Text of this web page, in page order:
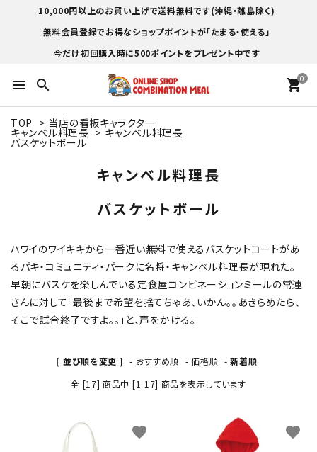
10,000円以上のお買い上げで送料無料です(沖縄・離島除く)
無料会員登録でお得なショップポイントが「たまる・使える」
今だけ初回購入時に500ポイントをプレゼント中です
menu search 0
shopping_cart
TOP > 当店の看板キャラクター
キャンベル料理長 > キャンベル料理長
バスケットボール
キャンベル料理長
バスケットボール
ハワイのワイキキから一番近い無料で使えるバスケットコートがあ
るパキ・コミュニティ・パークに名将・キャンベル料理長が現れた。
早朝にバスケを楽しんでいる定食屋コンビネーションミールの常連
さんに対して「最後まで希望を捨てちゃあ、いかん。。あきらめたら、
そこで試合終了ですよ。。」と、声をかける。
[ 並び順を変更 ] - おすすめ順 -価格順 -新着順
全 [17] 商品中 [1-17] 商品を表示しています
favorite favorite